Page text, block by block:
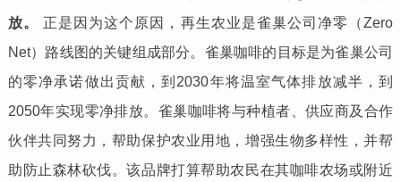
放。
正是因为这个原因，再生农业是雀巢公司净零（Zero
Net）路线图的关键组成部分。雀巢咖啡的目标是为雀巢公司
的零净承诺做出贡献，到2030年将温室气体排放减半，到
2050年实现零净排放。雀巢咖啡将与种植者、供应商及合作
伙伴共同努力，帮助保护农业用地，增强生物多样性，并帮
助防止森林砍伐。该品牌打算帮助农民在其咖啡农场或附近